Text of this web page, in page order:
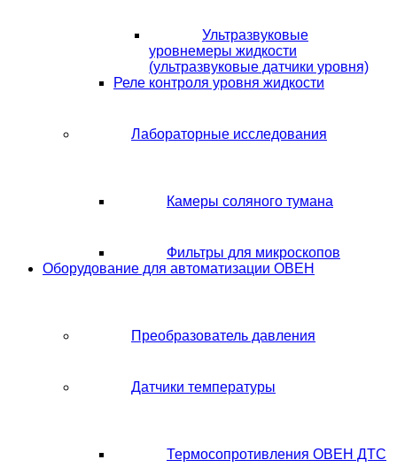
Ультразвуковые
уровнемеры жидкости
(ультразвуковые датчики уровня)
Реле контроля уровня жидкости
Лабораторные исследования
Камеры соляного тумана
Фильтры для микроскопов
Оборудование для автоматизации ОВЕН
Преобразователь давления
Датчики температуры
Термосопротивления ОВЕН ДТС